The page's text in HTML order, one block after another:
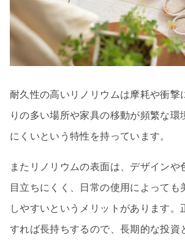
耐久性の高いリノリウムは摩耗や衝撃
りの多い場所や家具の移動が頻繁な環
にくいという特性を持っています。
またリノリウムの表面は、デザインや
目立ちにくく、日常の使用によっても
しやすいというメリットがあります。
すれば長持ちするので、長期的な投資